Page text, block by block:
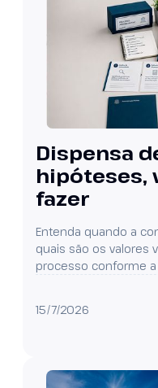
Dispensa
hipóteses,
fazer
Entenda quando a
quais são os valores
processo conforme a
15/7/2026